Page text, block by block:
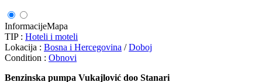
InformacijeMapa
TIP : Hoteli i moteli
Lokacija : Bosna i Hercegovina /Doboj
Condition : Obnovi
Benzinska pumpa Vukajlović doo Stanari